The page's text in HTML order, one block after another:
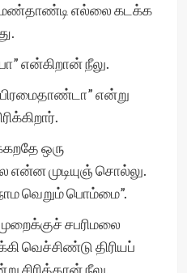
மண்தாண்டி எல்லை கடக்க
என்கிறான் நீலு.
என்று
ஒரு
முடியுஞ் சொல்லு.
வெறும் பொம்மை”.
சபரிமலை
வெச்சிண்டு திரியப்
சிரித்தான் நீலு.